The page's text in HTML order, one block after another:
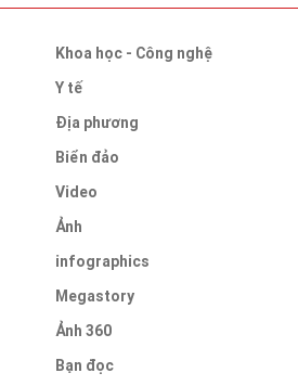
Khoa học - Công nghệ
Y tế
Địa phương
Biển đảo
Video
Ảnh
infographics
Megastory
Ảnh 360
Bạn đọc